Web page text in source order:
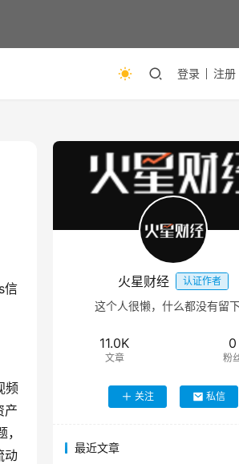
登录 注册
信
频
产
动
火星财经 认证作者
这个人很懒，什么都没有留
11.0K
文章
0
粉
关注 私信
最近文章